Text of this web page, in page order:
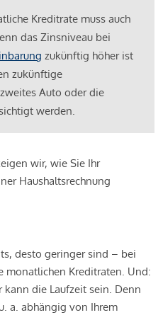
Kreditrate muss auch
das Zinsniveau bei
zukünftig höher ist
zukünftige
Auto oder die
werden.
wir, wie Sie Ihr
Haushaltsrechnung
desto geringer sind – bei
monatlichen Kreditraten. Und:
kann die Laufzeit sein. Denn
a. abhängig von Ihrem